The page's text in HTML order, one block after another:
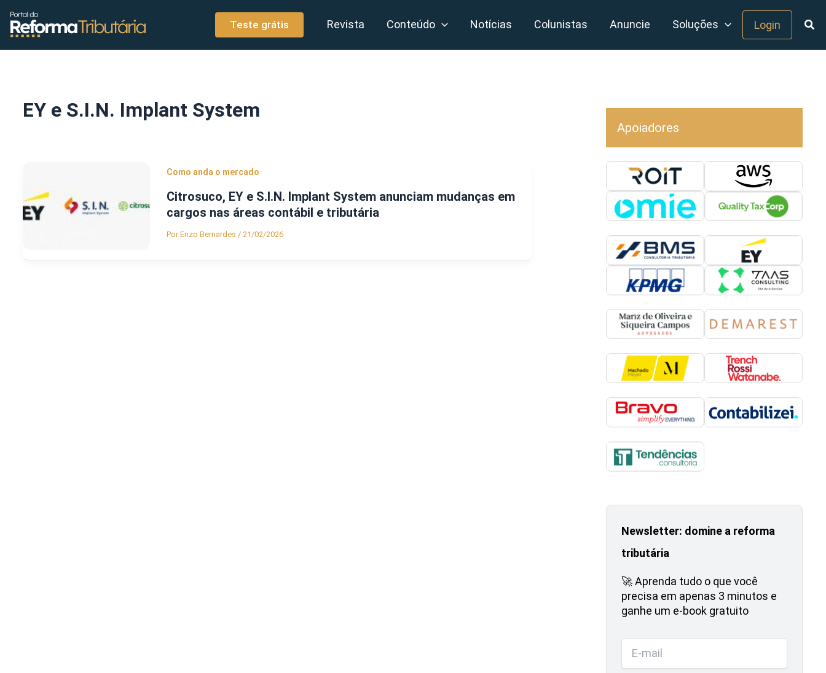
conteúdo
Teste grátis Revista Conteúdo Notícias Colunistas Anuncie Soluções Login
EY e S.I.N. Implant System
Como anda o mercado
Citrosuco, EY e S.I.N. Implant System anunciam mudanças em
cargos nas áreas contábil e tributária
PorEnzo Bernardes / 21/02/2026
Apoiadores
Newsletter: domine a reforma
tributária
🚀 Aprenda tudo o que você
precisa em apenas 3 minutos e
ganhe um e-book gratuito